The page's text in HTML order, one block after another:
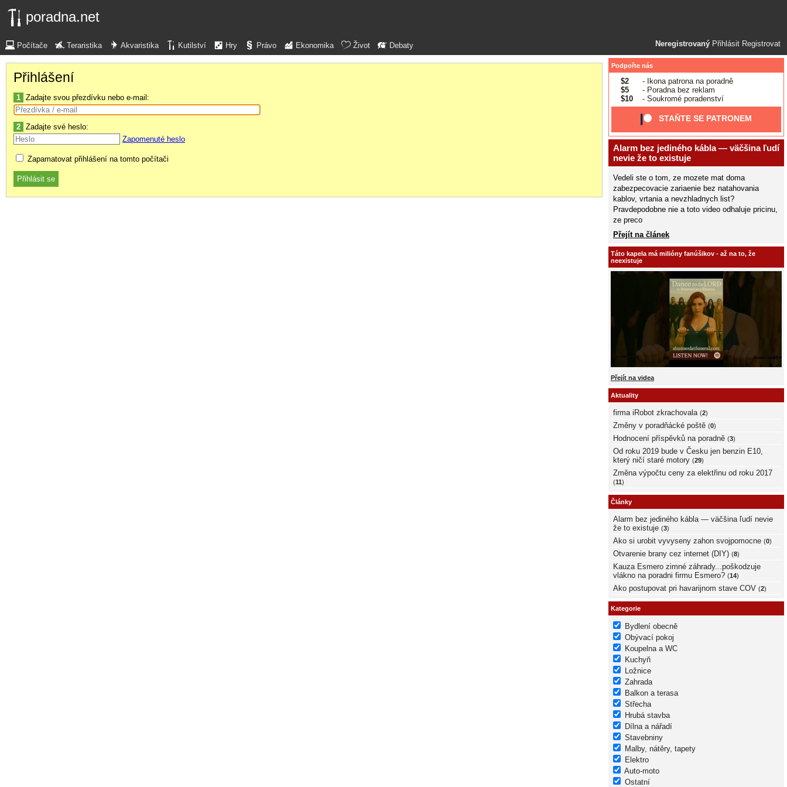
poradna.net
Neregistrovaný Přihlásit Registrovat
Počítače Teraristika Akvaristika Kutilství Hry Právo Ekonomika Život Debaty
Přihlášení
1 Zadajte svou přezdívku nebo e-mail:
2 Zadajte své heslo:
Zapomenuté heslo
Zapamatovat přihlášení na tomto počítači
Podpořte nás
$2
- Ikona patrona na poradně
$5
- Poradna bez reklam
$10
- Soukromé poradenství
STAŇTE SE PATRONEM
Alarm bez jediného kábla — väčšina ľudí
nevie že to existuje
Vedeli ste o tom, ze mozete mat doma
zabezpecovacie zariaenie bez natahovania
kablov, vrtania a nevzhladnych list?
Pravdepodobne nie a toto video odhaluje pricinu,
ze preco
Přejít na článek
Táto kapela má milióny fanúšikov - až na to, že
neexistuje
Přejít na videa
Aktuality
firma iRobot zkrachovala (2)
Změny v poradňácké poště (0)
Hodnocení příspěvků na poradně (3)
Od roku 2019 bude v Česku jen benzin E10,
který ničí staré motory (29)
Změna výpočtu ceny za elektřinu od roku 2017
(11)
Články
Alarm bez jediného kábla — väčšina ľudí nevie
že to existuje (3)
Ako si urobit vyvyseny zahon svojpomocne (0)
Otvarenie brany cez internet (DIY) (8)
Kauza Esmero zimné záhrady...poškodzuje
vlákno na poradni firmu Esmero? (14)
Ako postupovat pri havarijnom stave COV (2)
Kategorie
Bydlení obecně
Obývací pokoj
Koupelna a WC
Kuchyň
Ložnice
Zahrada
Balkon a terasa
Střecha
Hrubá stavba
Dílna a nářadí
Stavebniny
Malby, nátěry, tapety
Elektro
Auto-moto
Ostatní